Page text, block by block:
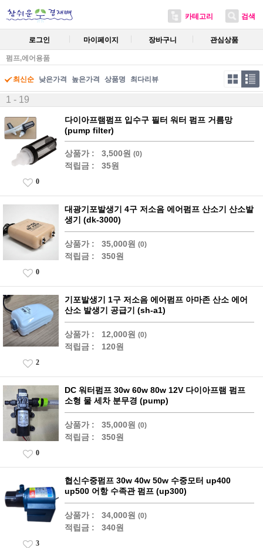
카테고리 검색
로그인 마이페이지 장바구니 관심상품
펌프,에어용품
최신순 낮은가격 높은가격 상품명 최다리뷰
1 - 19
다이아프램펌프 입수구 필터 워터 펌프 거름망
(pump filter)
상품가 : 3,500원 (0)
적립금 : 35원
0
대광기포발생기 4구 저소음 에어펌프 산소기 산소발
생기 (dk-3000)
상품가 : 35,000원 (0)
적립금 : 350원
0
기포발생기 1구 저소음 에어펌프 아마존 산소 에어
산소 발생기 공급기 (sh-a1)
상품가 : 12,000원 (0)
적립금 : 120원
2
DC 워터펌프 30w 60w 80w 12V 다이아프램 펌프
소형 물 세차 분무경 (pump)
상품가 : 35,000원 (0)
적립금 : 350원
0
협신수중펌프 30w 40w 50w 수중모터 up400
up500 어항 수족관 펌프 (up300)
상품가 : 34,000원 (0)
적립금 : 340원
3